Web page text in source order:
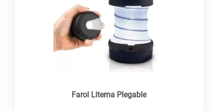
Farol Literna Plegable